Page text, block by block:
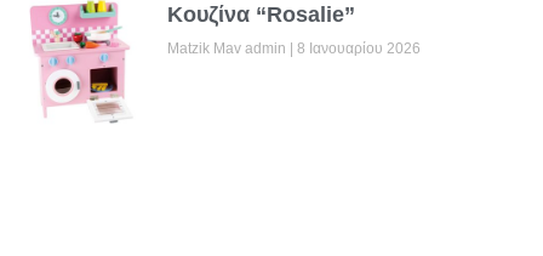
Κουζίνα “Rosalie”
Matzik Mav admin 8 Ιανουαρίου 2026